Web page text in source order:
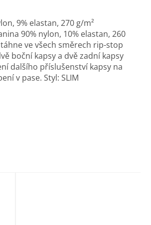
9% elastan, 270 g/m²
90% nylon, 10% elastan, 260
ve všech směrech rip-stop
boční kapsy a dvě zadní kapsy
dalšího příslušenství kapsy na
v pase. Styl: SLIM